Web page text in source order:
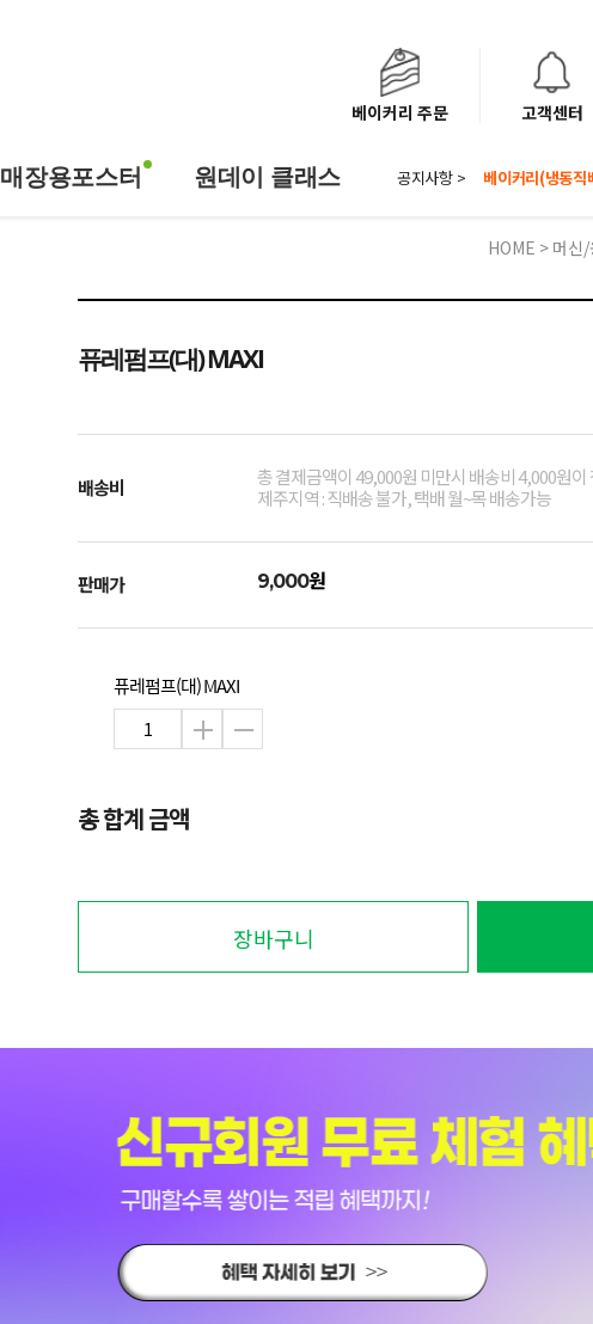
베이커리 주문 고객센터
매장용포스터 원데이 클래스 공지사항 >
8월 광복절 배송
HOME > 머신/
퓨레펌프(대) MAXI
배송비
총 결제금액이 49,000원 미만시 배송비 4,000원이
제주지역 : 직배송 불가, 택배 월~목 배송가능
판매가 9,000원
퓨레펌프(대) MAXI
총 합계 금액
장바구니